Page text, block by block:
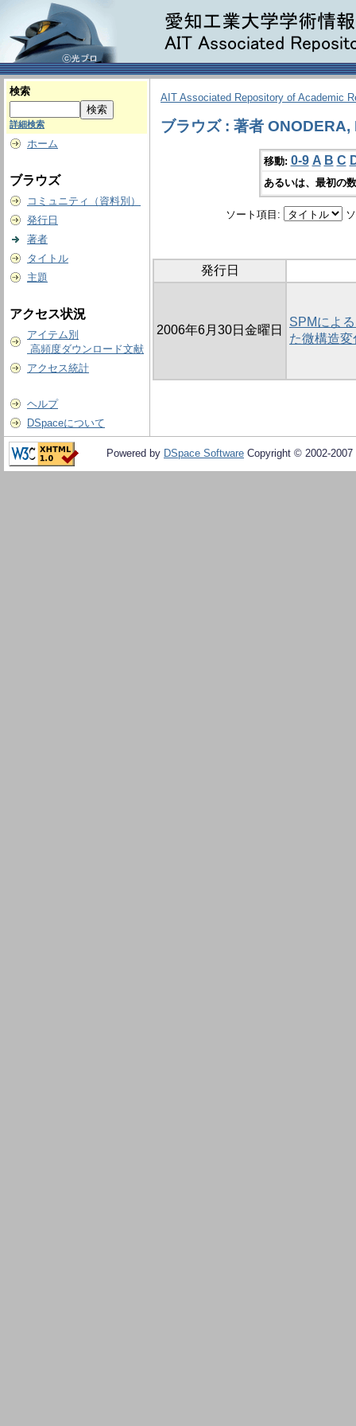
検索
詳細検索
ホーム
ブラウズ
コミュニティ（資料別）
発行日
著者
タイトル
主題
アクセス状況
アイテム別
高頻度ダウンロード文献
アクセス統計
ヘルプ
DSpaceについて
AIT Associated Repository of Academic
ブラウズ : 著者 ONODERA,
移動: 0-9 A B C
あるいは、最初の
ソート項目:
発行日
2006年6月30日金曜日
SPMによ
た微構造
Powered by DSpace Software Copyright © 2002-2007